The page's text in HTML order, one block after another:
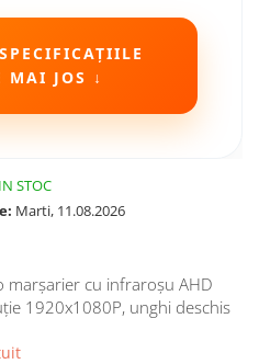
MAI JOS ↓
IN STOC
Marti, 11.08.2026
marșarier cu infraroșu AHD
1920x1080P, unghi deschis